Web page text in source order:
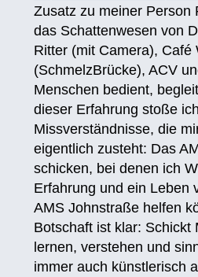
Zusatz zu meiner Person
das Schattenwesen von
Ritter (mit Camera), Café
(SchmelzBrücke), ACV
Menschen bedient,
dieser Erfahrung stoße
Missverständnisse, die
eigentlich zusteht: Das
schicken, bei denen ich
Erfahrung und ein Leben
AMS Johnstraße helfen
Botschaft ist klar: Schickt
lernen, verstehen und
immer auch künstlerisch